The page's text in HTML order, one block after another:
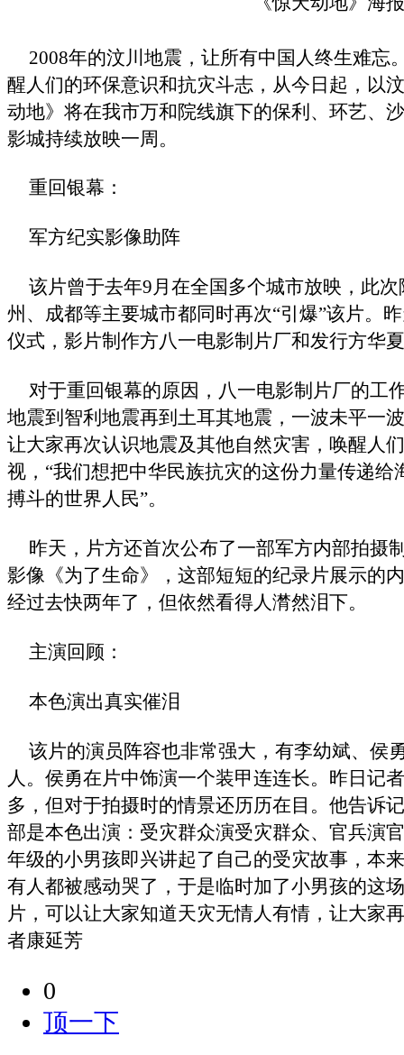
2008年的汶川地震，让所有中国人终生难忘
醒人们的环保意识和抗灾斗志，从今日起，以
动地》将在我市万和院线旗下的保利、环艺、
影城持续放映一周。
重回银幕：
军方纪实影像助阵
该片曾于去年9月在全国多个城市放映，此
州、成都等主要城市都同时再次“引爆”该片。
仪式，影片制作方八一电影制片厂和发行方华
对于重回银幕的原因，八一电影制片厂的工
地震到智利地震再到土耳其地震，一波未平一
让大家再次认识地震及其他自然灾害，唤醒人
视，“我们想把中华民族抗灾的这份力量传递
搏斗的世界人民”。
昨天，片方还首次公布了一部军方内部拍摄
影像《为了生命》，这部短短的纪录片展示的
经过去快两年了，但依然看得人潸然泪下。
主演回顾：
本色演出真实催泪
该片的演员阵容也非常强大，有李幼斌、侯
人。侯勇在片中饰演一个装甲连连长。昨日记
多，但对于拍摄时的情景还历历在目。他告诉
部是本色出演：受灾群众演受灾群众、官兵演
年级的小男孩即兴讲起了自己的受灾故事，本
有人都被感动哭了，于是临时加了小男孩的这
片，可以让大家知道天灾无情人有情，让大家
者康延芳
0
顶一下